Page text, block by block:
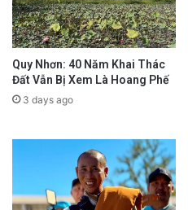
Quy Nhơn: 40 Năm Khai Thác
Đất Vẫn Bị Xem Là Hoang Phế
3 days ago